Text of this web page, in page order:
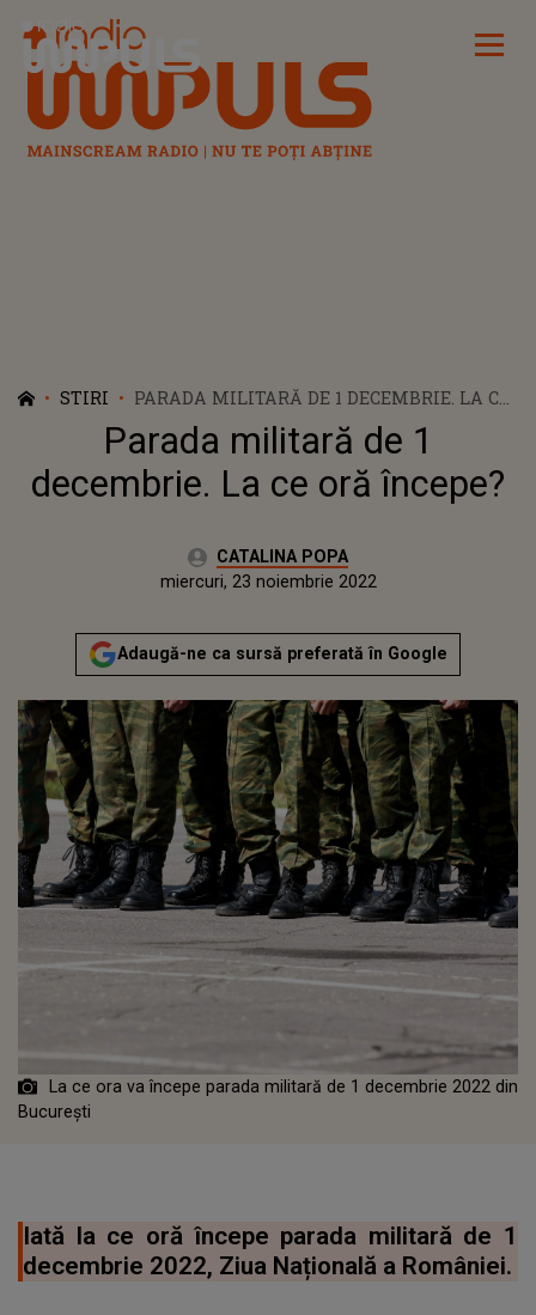
Radio Impuls
STIRI
PARADA MILITARĂ DE 1 DECEMBRIE. LA CE
ORĂ ÎNCEPE?
Parada militară de 1
decembrie. La ce oră începe?
Autor:CATALINA POPA
marți, 22 noiembrie 2022
Actualizat:
miercuri, 23 noiembrie 2022
Adaugă-ne ca sursă preferată în Google
La ce ora va începe parada militară de 1 decembrie 2022 din
București
Iată la ce oră începe parada militară de 1
decembrie 2022, Ziua Națională a României.